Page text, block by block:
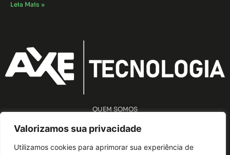
Valorizamos sua privacidade
Utilizamos cookies para aprimorar sua experiência de
Leia Mais »
QUEM SOMOS